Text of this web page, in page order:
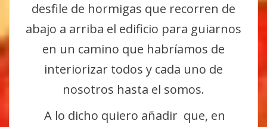
desfile de hormigas que recorren de
abajo a arriba el edificio para guiarnos
en un camino que habríamos de
interiorizar todos y cada uno de
nosotros hasta el somos.
A lo dicho quiero añadir que, en